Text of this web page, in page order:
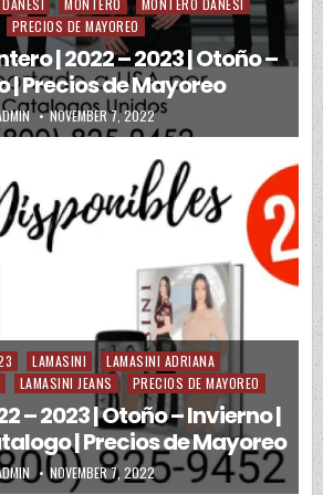
DANESI MONTERO
MONTERO DANESI
PRECIOS DE MAYOREO
| 2022 – 2023 | Otoño –
| Precios de Mayoreo
PUBLISHED DATE:
NOVEMBER 7, 2022
LAMASINI
LAMASINI ADRIANA
LAMASINI JEANS PRECIOS DE MAYOREO
– 2023 | Otoño – Invierno |
| Precios de Mayoreo
PUBLISHED DATE:
NOVEMBER 7, 2022